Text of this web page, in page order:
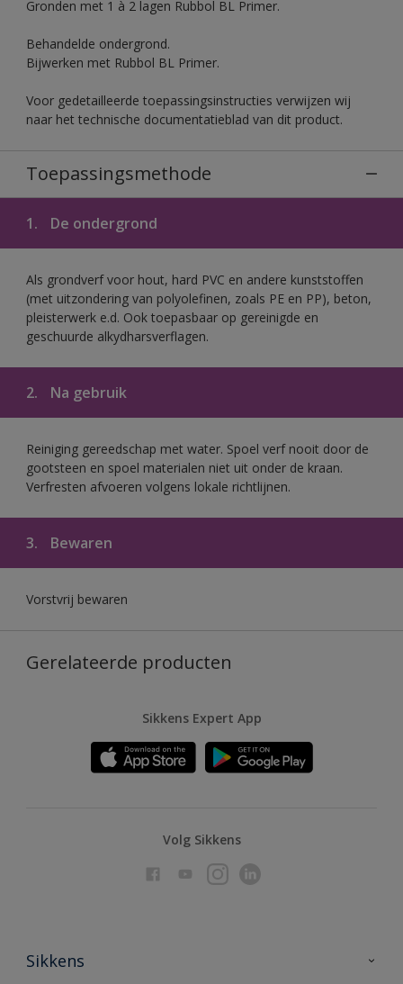
Gronden met 1 à 2 lagen Rubbol BL Primer.
Behandelde ondergrond.
Bijwerken met Rubbol BL Primer.
Voor gedetailleerde toepassingsinstructies verwijzen wij
naar het technische documentatieblad van dit product.
Toepassingsmethode
1. De ondergrond
Als grondverf voor hout, hard PVC en andere kunststoffen
(met uitzondering van polyolefinen, zoals PE en PP), beton,
pleisterwerk e.d. Ook toepasbaar op gereinigde en
geschuurde alkydharsverflagen.
2. Na gebruik
Reiniging gereedschap met water. Spoel verf nooit door de
gootsteen en spoel materialen niet uit onder de kraan.
Verfresten afvoeren volgens lokale richtlijnen.
3. Bewaren
Vorstvrij bewaren
Gerelateerde producten
Sikkens Expert App
Volg Sikkens
Sikkens